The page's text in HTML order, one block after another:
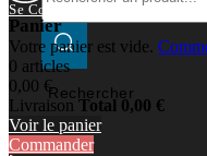
Rechercher
Se Connecter Mon Compte
Panier
Votre panier est vide.
0 articles
0,00 €
Livraison Total 0,00 €
Voir le panier
Commander